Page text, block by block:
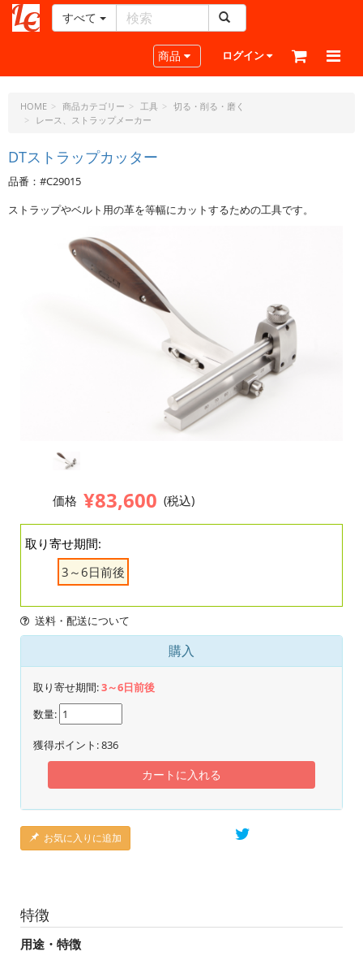
ー
ラ
フ
ド
ッ
ト・
ジ
すべて
Toggle navigation
商品 ログイン
HOME 商品カテゴリー 工具
切る・削る・磨く
レース、ストラップメーカー
DTストラップカッター
品番：#C29015
ストラップやベルト用の革を等幅にカットするための工具です。
価格 ¥83,600 (税込)
取り寄せ期間:
3～6日前後
送料・配送について
購入
取り寄せ期間:3～6日前後
数量:
獲得ポイント:836
カートに入れる
お気に入りに追加
特徴
用途・特徴